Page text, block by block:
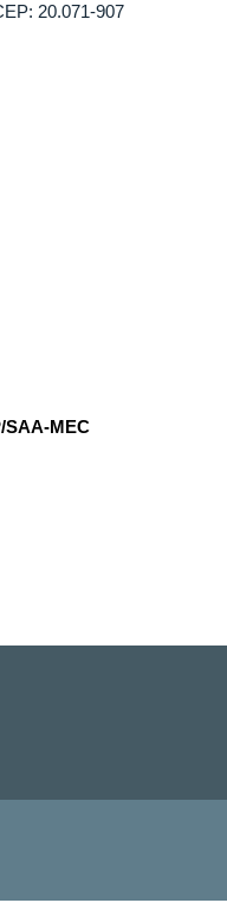
20.071-907
SAA-MEC